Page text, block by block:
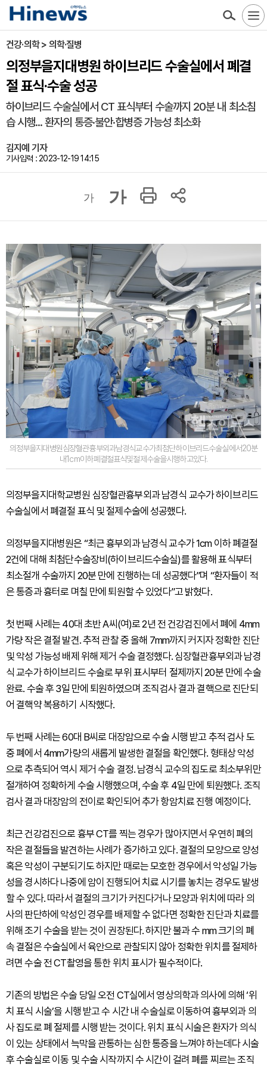
건강·의학 > 의학·질병
의정부을지대병원 하이브리드 수술실에서 폐결
절 표식·수술 성공
하이브리드 수술실에서 CT 표식부터 수술까지 20분 내 최소침
습 시행... 환자의 통증·불안·합병증 가능성 최소화
김지예 기자
기사입력 : 2023-12-19 14:15
가 가
의정부을지대병원심장혈관흉부외과남경식교수가최첨단하이브리드수술실에서20분
내1㎝이하폐결절표식및절제수술을시행하고있다.
의정부을지대학교병원 심장혈관흉부외과 남경식 교수가 하이브리드
수술실에서 폐결절 표식 및 절제수술에 성공했다.
의정부을지대병원은 “최근 흉부외과 남경식 교수가 1cm 이하 폐결절
2건에 대해 최첨단수술장비(하이브리드수술실)를 활용해 표식부터
최소절개 수술까지 20분 만에 진행하는 데 성공했다”며 “환자들이 적
은 통증과 흉터로 며칠 만에 퇴원할 수 있었다”고 밝혔다.
첫 번째 사례는 40대 초반 A씨(여)로 2년 전 건강검진에서 폐에 4mm
가량 작은 결절 발견. 추적 관찰 중 올해 7mm까지 커지자 정확한 진단
및 악성 가능성 배제 위해 제거 수술 결정했다. 심장혈관흉부외과 남경
식 교수가 하이브리드 수술로 부위 표시부터 절제까지 20분 만에 수술
완료. 수술 후 3일 만에 퇴원하였으며 조직검사 결과 결핵으로 진단되
어 결핵약 복용하기 시작했다.
두 번째 사례는 60대 B씨로 대장암으로 수술 시행 받고 추적 검사 도
중 폐에서 4mm가량의 새롭게 발생한 결절을 확인했다. 형태상 악성
으로 추측되어 역시 제거 수술 결정. 남경식 교수의 집도로 최소부위만
절개하여 정확하게 수술 시행했으며, 수술 후 4일 만에 퇴원했다. 조직
검사 결과 대장암의 전이로 확인되어 추가 항암치료 진행 예정이다.
최근 건강검진으로 흉부 CT를 찍는 경우가 많아지면서 우연히 폐의
작은 결절들을 발견하는 사례가 증가하고 있다. 결절의 모양으로 양성
혹은 악성이 구분되기도 하지만 때로는 모호한 경우에서 악성일 가능
성을 경시하다 나중에 암이 진행되어 치료 시기를 놓치는 경우도 발생
할 수 있다. 따라서 결절의 크기가 커진다거나 모양과 위치에 따라 의
사의 판단하에 악성인 경우를 배제할 수 없다면 정확한 진단과 치료를
위해 조기 수술을 받는 것이 권장된다. 하지만 불과 수 mm 크기의 폐
속 결절은 수술실에서 육안으로 관찰되지 않아 정확한 위치를 절제하
려면 수술 전 CT촬영을 통한 위치 표시가 필수적이다.
기존의 방법은 수술 당일 오전 CT실에서 영상의학과 의사에 의해 ‘위
치 표식 시술’을 시행 받고 수 시간 내 수술실로 이동하여 흉부외과 의
사 집도로 폐 절제를 시행 받는 것이다. 위치 표식 시술은 환자가 의식
이 있는 상태에서 늑막을 관통하는 심한 통증을 느껴야 하는데다 시술
후 수술실로 이동 및 수술 시작까지 수 시간이 걸려 폐를 찌르는 조직